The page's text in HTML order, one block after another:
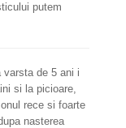
putem
varsta de 5 ani i
si la picioare,
rece si foarte
nasterea